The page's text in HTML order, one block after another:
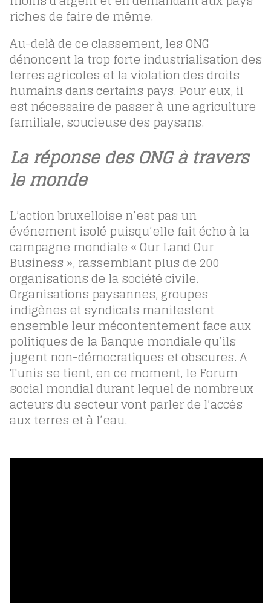
riches de faire de même.
Au-delà de ce classement, les ONG
dénoncent la trop forte industrialisation des
terres agricoles et la violation des droits
humains dans certains pays. Pour eux, il
est nécessaire de passer à une agriculture
familiale, soucieuse des paysans.
La réponse des ONG à travers
le monde
L’action bruxelloise n’est pas un
événement isolé puisqu’elle fait écho à la
campagne mondiale « Our Land Our
Business », rassemblant plus de 200
organisations de la société civile.
Organisations paysannes, groupes
indigènes et syndicats manifestent
ensemble leur mécontentement face aux
politiques de la Banque mondiale qu’ils
jugent non-démocratiques et obscures. A
Tunis se tient, en ce moment, le Forum
social mondial durant lequel de nombreux
acteurs du secteur vont parler de l’accès
aux terres et à l’eau.